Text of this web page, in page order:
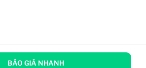
BÁO GIÁ NHANH